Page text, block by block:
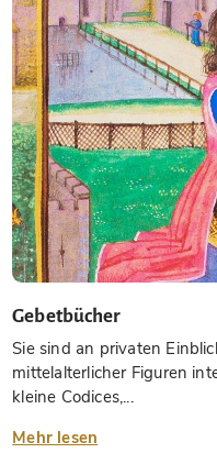
Gebetbücher
Sie sind an privaten
mittelalterlicher Figuren
kleine Codices,...
Mehr lesen